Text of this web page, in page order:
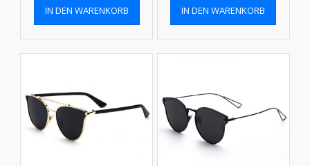
IN DEN WARENKORB IN DEN WARENKORB